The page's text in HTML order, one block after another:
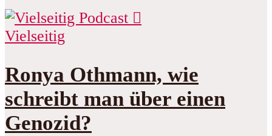
Vielseitig
Ronya Othmann, wie
schreibt man über einen
Genozid?